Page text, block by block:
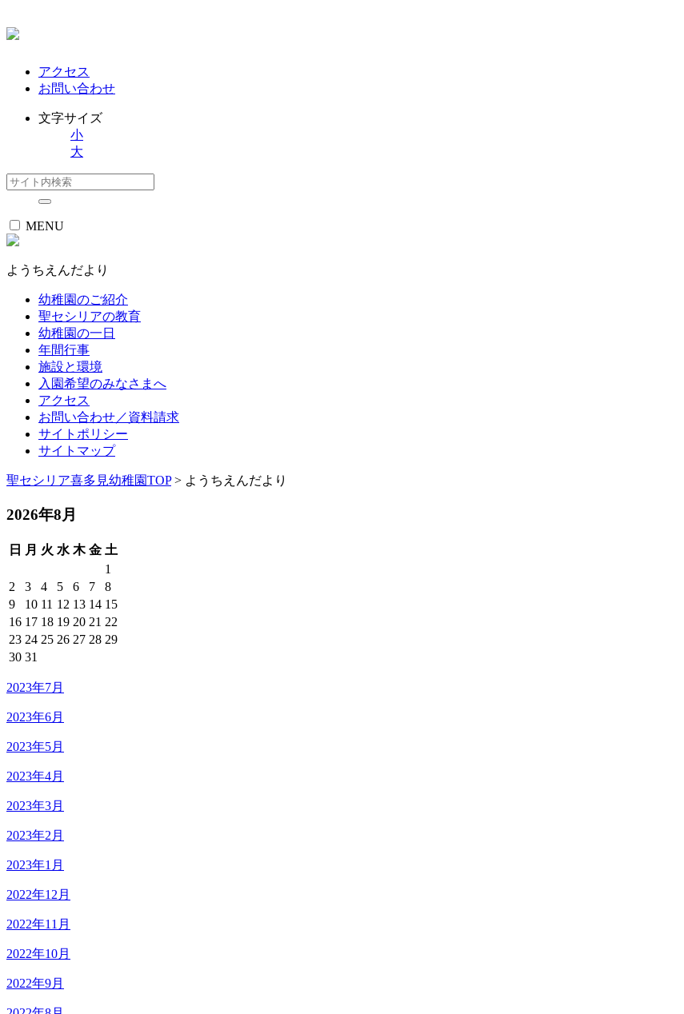
アクセス
お問い合わせ
文字サイズ
小
大
MENU
ようちえんだより
幼稚園のご紹介
聖セシリアの教育
幼稚園の一日
年間行事
施設と環境
入園希望のみなさまへ
アクセス
お問い合わせ／資料請求
サイトポリシー
サイトマップ
聖セシリア喜多見幼稚園TOP> ようちえんだより
2026年8月
日 月 火 水 木 金 土
1
2
3 4 5 6 7
8
9
10 11 12 13 14 15
16 17 18 19 20 21 22
23 24 25 26 27 28 29
30 31
2023年7月
2023年6月
2023年5月
2023年4月
2023年3月
2023年2月
2023年1月
2022年12月
2022年11月
2022年10月
2022年9月